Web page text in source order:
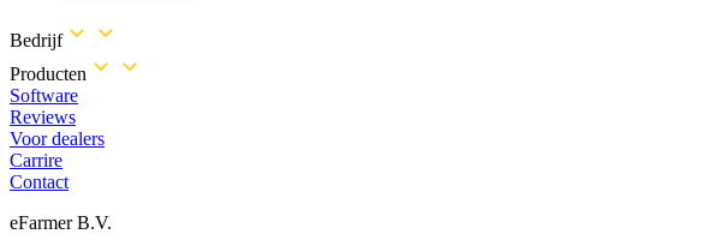
Bedrijf
Producten
Software
Reviews
Voor dealers
Carrire
Contact
eFarmer B.V.